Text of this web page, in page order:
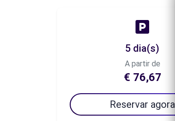
5 dia(s)
A partir de
€ 76,67
Reservar agora